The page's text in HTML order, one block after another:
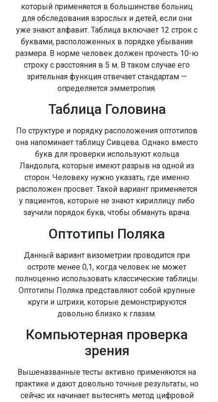
который применяется в большинстве больниц
для обследования взрослых и детей, если они
уже знают алфавит. Таблица включает 12 строк с
буквами, расположенных в порядке убывания
размера. В норме человек должен прочесть 10-ю
строку с расстояния в 5 м. В таком случае его
зрительная функция отвечает стандартам —
определяется эмметропия.
Таблица Головина
По структуре и порядку расположения оптотипов
она напоминает таблицу Сивцева. Однако вместо
букв для проверки используют кольца
Ландольта, которые имеют разрыв на одной из
сторон. Человеку нужно указать, где именно
расположен просвет. Такой вариант применяется
у пациентов, которые не знают кириллицу либо
заучили порядок букв, чтобы обмануть врача.
Оптотипы Поляка
Данный вариант визометрии проводится при
остроте менее 0,1, когда человек не может
полноценно использовать классические таблицы.
Оптотипы Поляка представляют собой крупные
круги и штрихи, которые демонстрируются
довольно близко к глазам.
Компьютерная проверка
зрения
Вышеназванные тесты активно применяются на
практике и дают довольно точные результаты, но
сейчас их начинает вытеснять метод цифровой